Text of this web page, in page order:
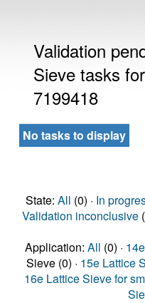
Validation
Sieve tasks
7199418
No tasks to display
State: All (0) · In
Validation inconclusive
Application: All (0) ·
Sieve (0) · 15e Lattice
16e Lattice Sieve for